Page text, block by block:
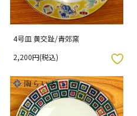
4号皿 黄交趾/青郊窯
2,200円(税込)